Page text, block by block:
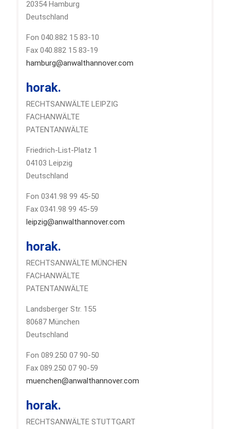
20354 Hamburg
Deutschland
Fon 040.882 15 83-10
Fax 040.882 15 83-19
hamburg@anwalthannover.com
horak.
RECHTSANWÄLTE LEIPZIG
FACHANWÄLTE
PATENTANWÄLTE
Friedrich-List-Platz 1
04103 Leipzig
Deutschland
Fon 0341.98 99 45-50
Fax 0341.98 99 45-59
leipzig@anwalthannover.com
horak.
RECHTSANWÄLTE MÜNCHEN
FACHANWÄLTE
PATENTANWÄLTE
Landsberger Str. 155
80687 München
Deutschland
Fon 089.250 07 90-50
Fax 089.250 07 90-59
muenchen@anwalthannover.com
horak.
RECHTSANWÄLTE STUTTGART